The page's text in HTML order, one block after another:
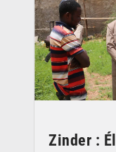
Zinder :